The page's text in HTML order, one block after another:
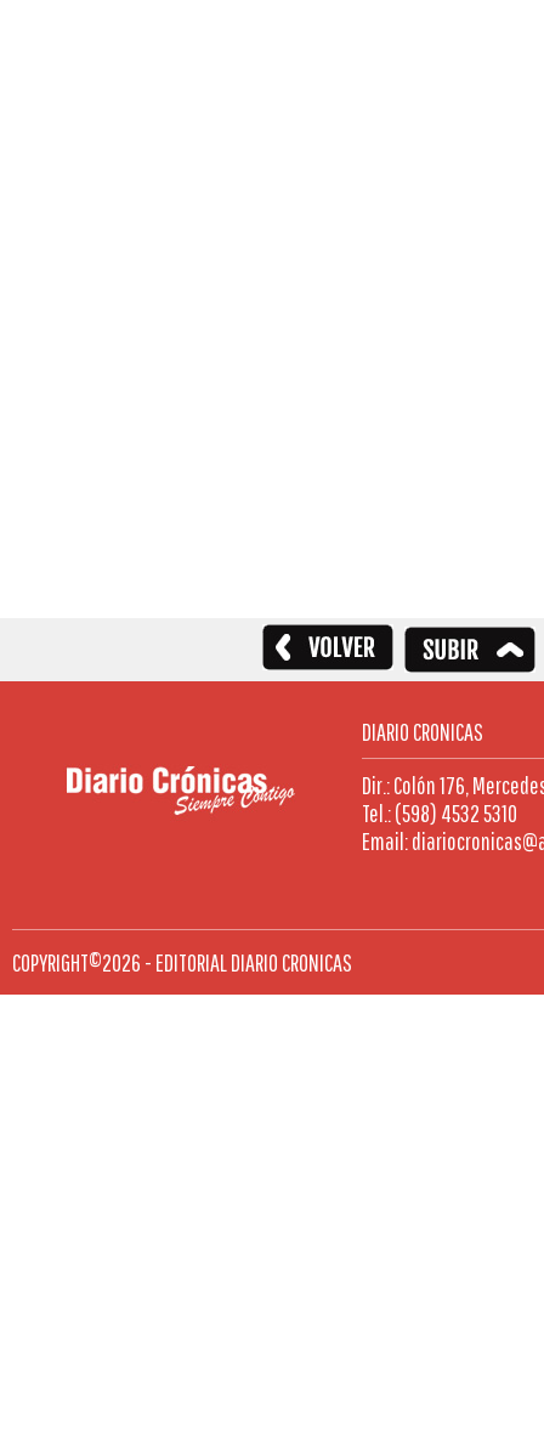
DIARIO CRONICAS
Dir.: Colón 176,
Tel.: (598) 4532 5310
Email:
COPYRIGHT©2026 - EDITORIAL DIARIO CRONICAS